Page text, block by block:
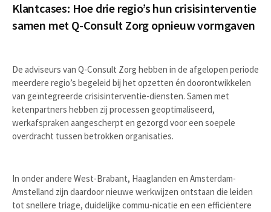
Klantcases: Hoe drie regio’s hun crisisinterventie
samen met Q-Consult Zorg opnieuw vormgaven
De adviseurs van Q-Consult Zorg hebben in de afgelopen periode
meerdere regio’s begeleid bij het opzetten én doorontwikkelen
van geïntegreerde crisisinterventie-diensten. Samen met
ketenpartners hebben zij processen geoptimaliseerd,
werkafspraken aangescherpt en gezorgd voor een soepele
overdracht tussen betrokken organisaties.
In onder andere West-Brabant, Haaglanden en Amsterdam-
Amstelland zijn daardoor nieuwe werkwijzen ontstaan die leiden
tot snellere triage, duidelijke commu-nicatie en een efficiëntere